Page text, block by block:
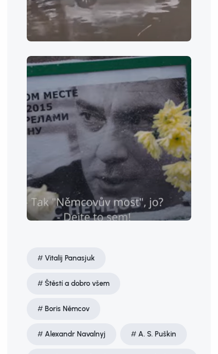
Vitalij Panasjuk
Štěstí a dobro všem
Boris Němcov
Alexandr Navalnyj A. S. Puškin